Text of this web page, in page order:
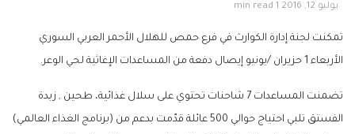
يوليو 12, 2016 1 min read
تمكنت لجنة إدارة الكوارث في فرع حمص للهلال الأحمر العربي السوري
الأربعاء 1 حزيران /يونيو إيصال دفعة من المساعدات الإغاثية لحي الوعر.
تضمنت المساعدات 7 شاحنات تحتوي على سلال غذائية، طحين , زبدة
الفستق تلبي احتياج حوالي 500 عائلة قدّمت بدعم من (برنامج الغذاء العالمي)